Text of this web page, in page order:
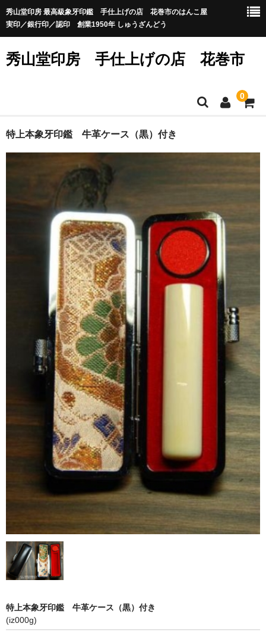
秀山堂印房 最高級象牙印鑑 手仕上げの店 花巻市のはんこ屋
実印／銀行印／認印 創業1950年 しゅうざんどう
秀山堂印房 手仕上げの店 花巻市
0
ホーム
特上本象牙印鑑 牛革ケース（黒）付き
特上本象牙印鑑 牛革ケース（黒）付き
(iz000g)